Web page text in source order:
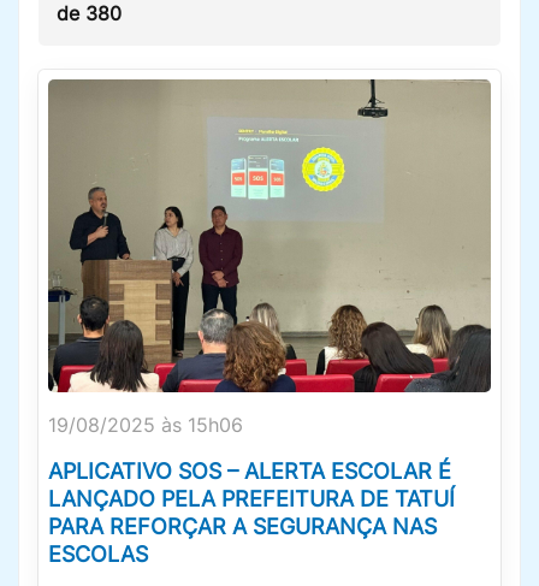
de 380
19/08/2025 às 15h06
APLICATIVO SOS – ALERTA ESCOLAR É
LANÇADO PELA PREFEITURA DE TATUÍ
PARA REFORÇAR A SEGURANÇA NAS
ESCOLAS